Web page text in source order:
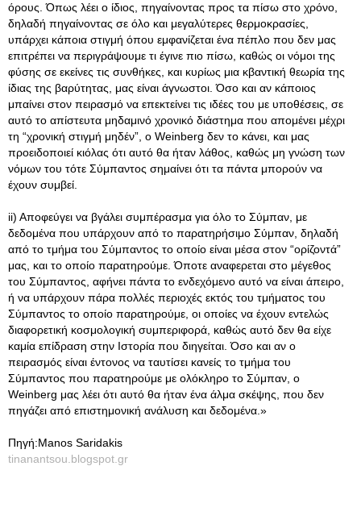
όρους. Όπως λέει ο ίδιος, πηγαίνοντας προς τα πίσω στο χρόνο,
δηλαδή πηγαίνοντας σε όλο και μεγαλύτερες θερμοκρασίες,
υπάρχει κάποια στιγμή όπου εμφανίζεται ένα πέπλο που δεν μας
επιτρέπει να περιγράψουμε τι έγινε πιο πίσω, καθώς οι νόμοι της
φύσης σε εκείνες τις συνθήκες, και κυρίως μια κβαντική θεωρία της
ίδιας της βαρύτητας, μας είναι άγνωστοι. Όσο και αν κάποιος
μπαίνει στον πειρασμό να επεκτείνει τις ιδέες του με υποθέσεις, σε
αυτό το απίστευτα μηδαμινό χρονικό διάστημα που απομένει μέχρι
τη “χρονική στιγμή μηδέν”, ο Weinberg δεν το κάνει, και μας
προειδοποιεί κιόλας ότι αυτό θα ήταν λάθος, καθώς μη γνώση των
νόμων του τότε Σύμπαντος σημαίνει ότι τα πάντα μπορούν να
έχουν συμβεί.
ii) Αποφεύγει να βγάλει συμπέρασμα για όλο το Σύμπαν, με
δεδομένα που υπάρχουν από το παρατηρήσιμο Σύμπαν, δηλαδή
από το τμήμα του Σύμπαντος το οποίο είναι μέσα στον “ορίζοντά”
μας, και το οποίο παρατηρούμε. Όποτε αναφερεται στο μέγεθος
του Σύμπαντος, αφήνει πάντα το ενδεχόμενο αυτό να είναι άπειρο,
ή να υπάρχουν πάρα πολλές περιοχές εκτός του τμήματος του
Σύμπαντος το οποίο παρατηρούμε, οι οποίες να έχουν εντελώς
διαφορετική κοσμολογική συμπεριφορά, καθώς αυτό δεν θα είχε
καμία επίδραση στην Ιστορία που διηγείται. Όσο και αν ο
πειρασμός είναι έντονος να ταυτίσει κανείς το τμήμα του
Σύμπαντος που παρατηρούμε με ολόκληρο το Σύμπαν, ο
Weinberg μας λέει ότι αυτό θα ήταν ένα άλμα σκέψης, που δεν
πηγάζει από επιστημονική ανάλυση και δεδομένα.»
Πηγή:Manos Saridakis
tinanantsou.blogspot.gr